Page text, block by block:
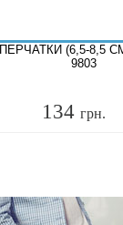
ПЕРЧАТКИ (6,5-8,5
9803
134 грн.